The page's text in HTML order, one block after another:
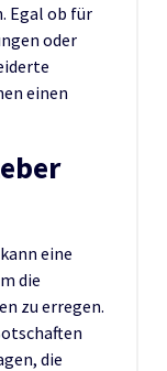
Egal ob für
oder
einen
eine
die
zu erregen.
die